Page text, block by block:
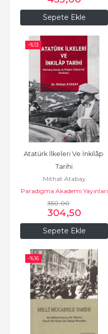
Sepete Ekle
-%13
Sepete Ekle
Atatürk İlkeleri Ve İnkilâp
Tarihi
Mithat Atabay
Paradigma Akademi Yayınları
350,00
304,50
-%16